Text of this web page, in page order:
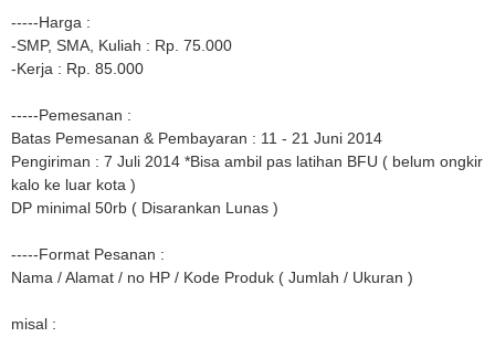
-----Harga :
-SMP, SMA, Kuliah : Rp. 75.000
-Kerja : Rp. 85.000
-----Pemesanan :
Batas Pemesanan & Pembayaran : 11 - 21 Juni 2014
Pengiriman : 7 Juli 2014 *Bisa ambil pas latihan BFU ( belum ongkir
kalo ke luar kota )
DP minimal 50rb ( Disarankan Lunas )
-----Format Pesanan :
Nama / Alamat / no HP / Kode Produk ( Jumlah / Ukuran )
misal :